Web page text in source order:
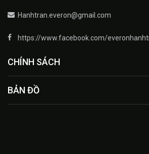
Hanhtran.everon@gmail.com
https://www.facebook.com/
CHÍNH SÁCH
BẢN ĐỒ